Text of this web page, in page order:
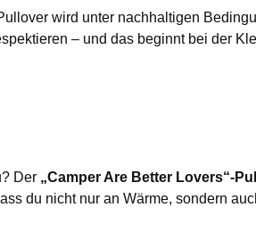
wird unter nachhaltigen
– und das beginnt bei der
Der „Camper Are Better Lovers“-
du nicht nur an Wärme, sondern